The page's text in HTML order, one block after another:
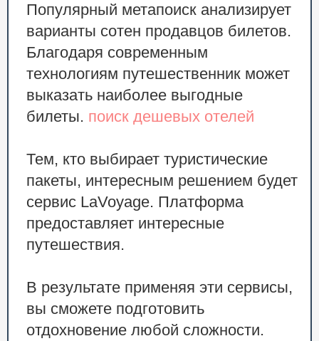
Популярный метапоиск анализирует
варианты сотен продавцов билетов.
Благодаря современным
технологиям путешественник может
выказать наиболее выгодные
билеты. поиск дешевых отелей
Тем, кто выбирает туристические
пакеты, интересным решением будет
сервис LaVoyage. Платформа
предоставляет интересные
путешествия.
В результате применяя эти сервисы,
вы сможете подготовить
отдохновение любой сложности.